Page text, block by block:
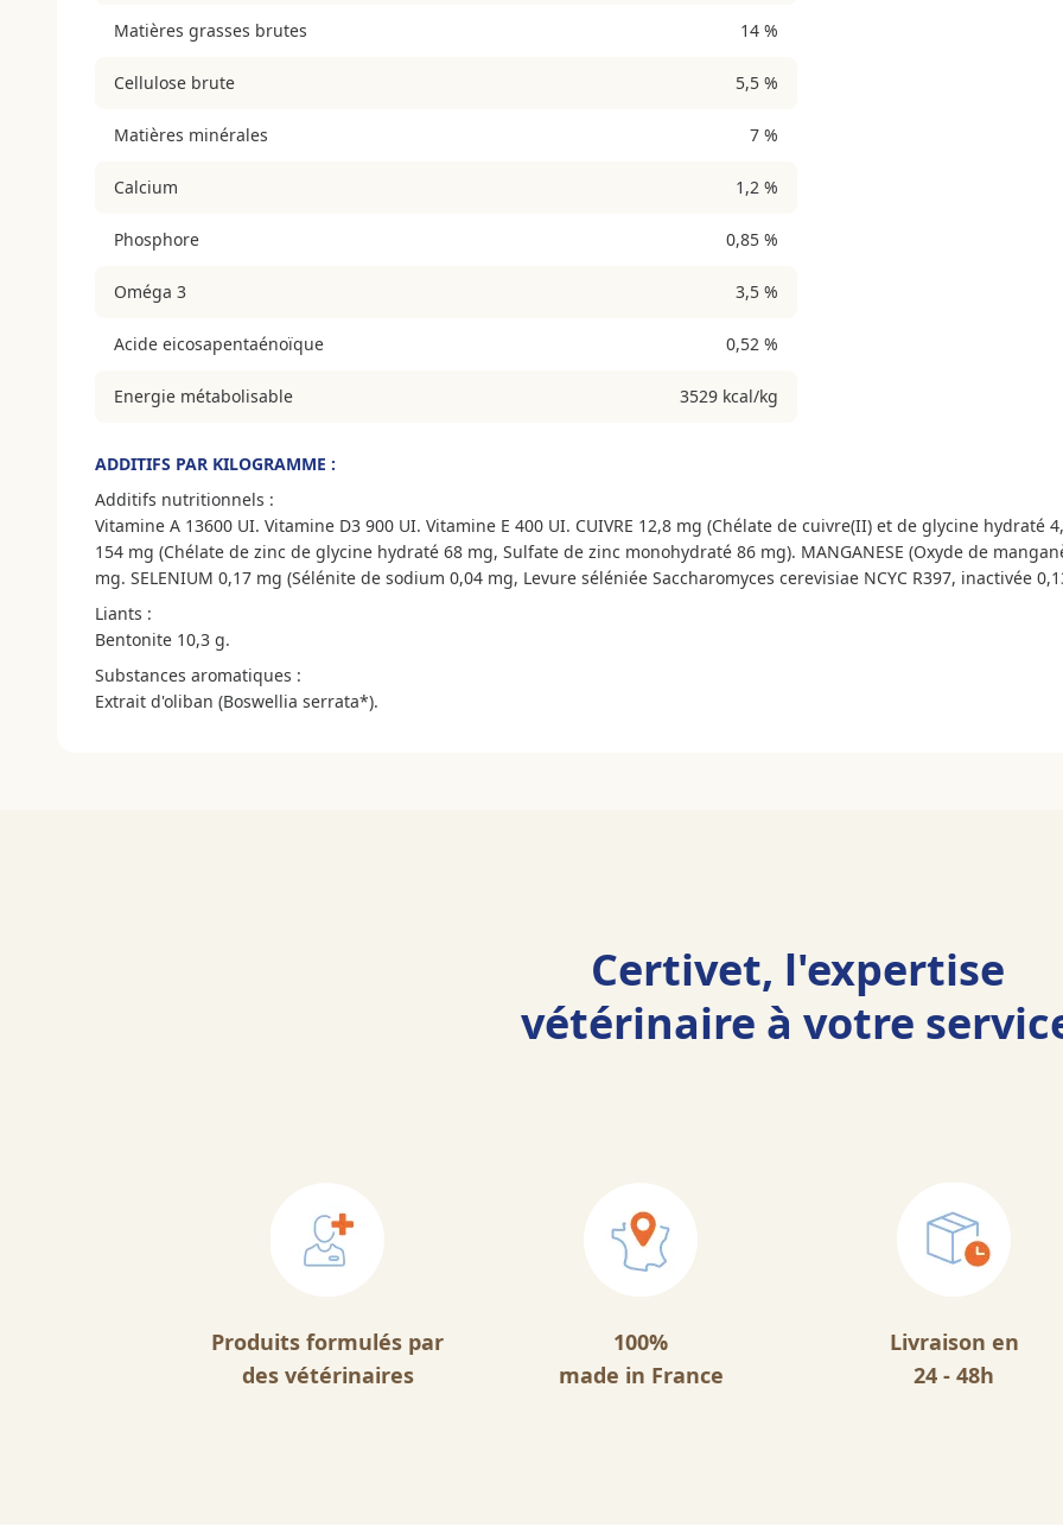
Matières grasses brutes 14 %
Cellulose brute 5,5 %
Matières minérales 7 %
Calcium 1,2 %
Phosphore 0,85 %
Oméga 3 3,5 %
Acide eicosapentaénoïque 0,52 %
Energie métabolisable 3529 kcal/kg
ADDITIFS PAR KILOGRAMME :
Additifs nutritionnels :
Vitamine A 13600 UI. Vitamine D3 900 UI. Vitamine E 400 UI. CUIVRE 12,8 mg (Chélate de cuivre(II) et de glycine
154 mg (Chélate de zinc de glycine hydraté 68 mg, Sulfate de zinc monohydraté 86 mg). MANGANESE (Oxyde de
mg. SELENIUM 0,17 mg (Sélénite de sodium 0,04 mg, Levure séléniée Saccharomyces cerevisiae NCYC R397, inactivée
Liants :
Bentonite 10,3 g.
Substances aromatiques :
Extrait d'oliban (Boswellia serrata*).
Certivet, l'expertise
vétérinaire à votre
Produits formulés par
des vétérinaires
100%
made in France
Livraison en
24 - 48h